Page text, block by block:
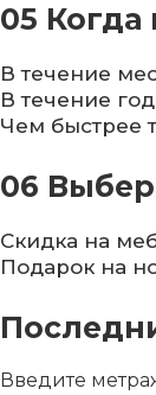
05 Когда
В течение
В течение
Чем быстрее
06
Скидка на
Подарок на
Введите